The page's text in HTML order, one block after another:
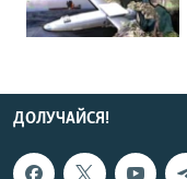
ДОЛУЧАЙСЯ!